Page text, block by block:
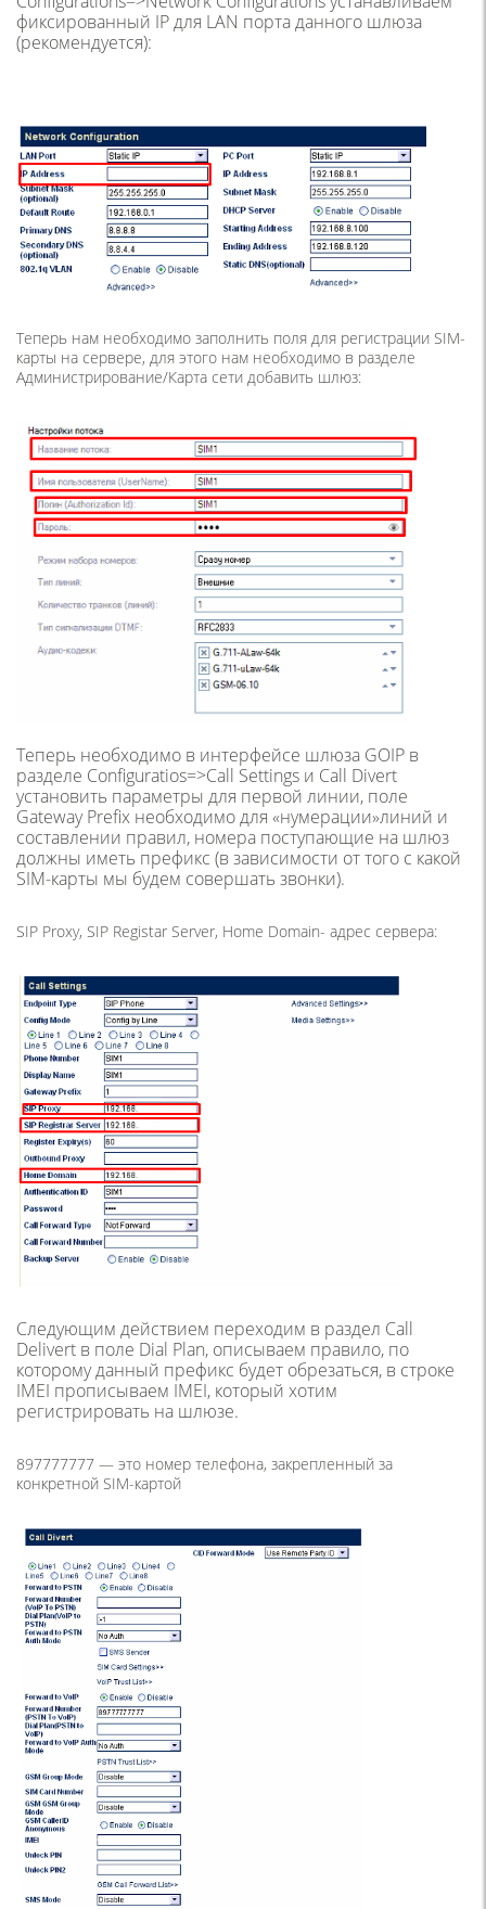
фиксированный IP для LAN порта данного шлюза
(рекомендуется):
Теперь нам необходимо заполнить поля для регистрации SIM-
карты на сервере, для этого нам необходимо в разделе
Администрирование/Карта сети добавить шлюз:
Теперь необходимо в интерфейсе шлюза GOIP в
разделе Configuratios=>Call Settings и Call Divert
установить параметры для первой линии, поле
Gateway Prefix необходимо для «нумерации»линий и
составлении правил, номера поступающие на шлюз
должны иметь префикс (в зависимости от того с какой
SIM-карты мы будем совершать звонки).
SIP Proxy, SIP Registar Server, Home Domain- адрес сервера:
Следующим действием переходим в раздел Call
Delivert в поле Dial Plan, описываем правило, по
которому данный префикс будет обрезаться, в строке
IMEI прописываем IMEI, который хотим
регистрировать на шлюзе.
897777777 — это номер телефона, закрепленный за
конкретной SIM-картой